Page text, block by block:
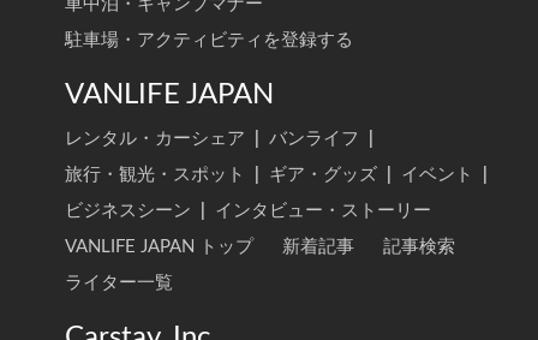
車中泊・キャンプマナー
駐車場・アクティビティを登録する
VANLIFE JAPAN
レンタル・カーシェア バンライフ
旅行・観光・スポット
ギア・グッズ イベント
ビジネスシーン
インタビュー・ストーリー
VANLIFE JAPAN トップ
新着記事
記事検索
ライター一覧